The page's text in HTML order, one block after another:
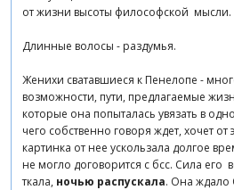
от жизни высоты философской мысли.
Длинные волосы - раздумья.
Женихи сватавшиеся к Пенелопе -
возможности, пути, предлагаемые
которые она попыталась увязать в
чего собственно говоря ждет, хочет
картинка от нее ускользала долгое
не могло договорится с бсс. Сила его
ткала, ночью распускала. Она ждало